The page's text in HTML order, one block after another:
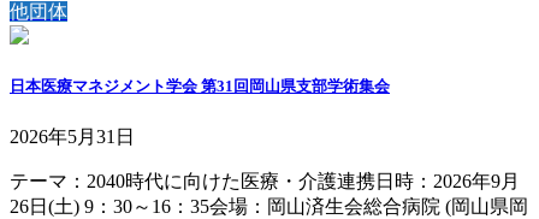
他団体
日本医療マネジメント学会 第31回岡山県支部学術集会
2026年5月31日
テーマ：2040時代に向けた医療・介護連携日時：2026年9月
26日(土) 9：30～16：35会場：岡山済生会総合病院 (岡山県岡